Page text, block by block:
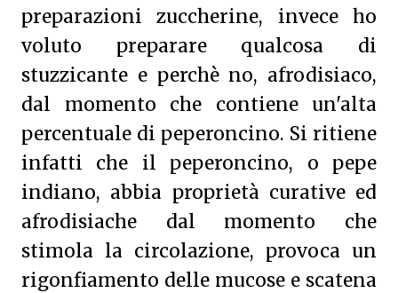
preparazioni zuccherine, invece ho
voluto preparare qualcosa di
stuzzicante e perchè no, afrodisiaco,
dal momento che contiene un'alta
percentuale di peperoncino. Si ritiene
infatti che il peperoncino, o pepe
indiano, abbia proprietà curative ed
afrodisiache dal momento che
stimola la circolazione, provoca un
rigonfiamento delle mucose e scatena